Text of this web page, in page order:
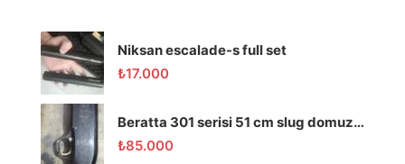
Niksan escalade-s full set
₺17.000
Beratta 301 serisi 51 cm slug domuz tüfeği
₺85.000